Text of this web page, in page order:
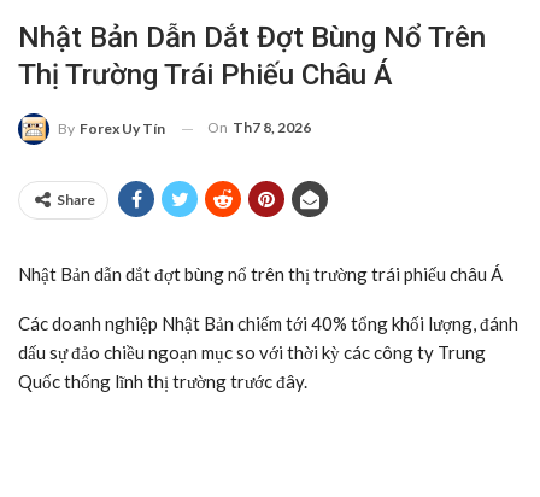
Nhật Bản Dẫn Dắt Đợt Bùng Nổ Trên
Thị Trường Trái Phiếu Châu Á
By Forex Uy Tín On Th7 8, 2026
Share
Nhật Bản dẫn dắt đợt bùng nổ trên thị trường trái phiếu châu Á
Các doanh nghiệp Nhật Bản chiếm tới 40% tổng khối lượng, đánh
dấu sự đảo chiều ngoạn mục so với thời kỳ các công ty Trung
Quốc thống lĩnh thị trường trước đây.